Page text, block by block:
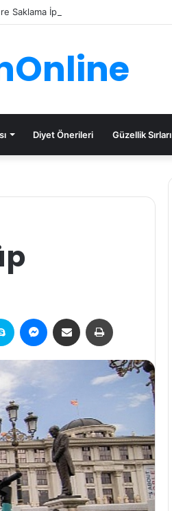
Saklama İpuçları
Diyet Önerileri Güzellik Sırları
Skype MessengerE-Posta ile paylaş